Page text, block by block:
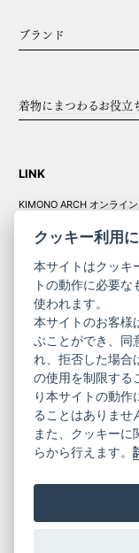
ブランド
着物にまつわるお役立
LINK
KIMONO ARCH オンライ
コーポ
サイ
ニュースレター
お問い合わせ
プライバシーポリシー
ご利用規約
クッキー利用
本サイトはクッキ
トの動作に必要
使われます。
本サイトのお客様
ぶことができ、同
れ、拒否した場合
の使用を制限する
り本サイトの動
ることはありませ
また、クッキーに
らから行えます。